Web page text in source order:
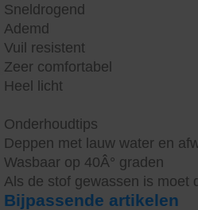
Sneldrogend
Ademd
Vuil resistent
Zeer comfortabel
Heel licht
Onderhoudtips
Deppen met lauw water en
Wasbaar op 40Â° graden
Als de stof gewassen is moet
Bijpassende artikelen